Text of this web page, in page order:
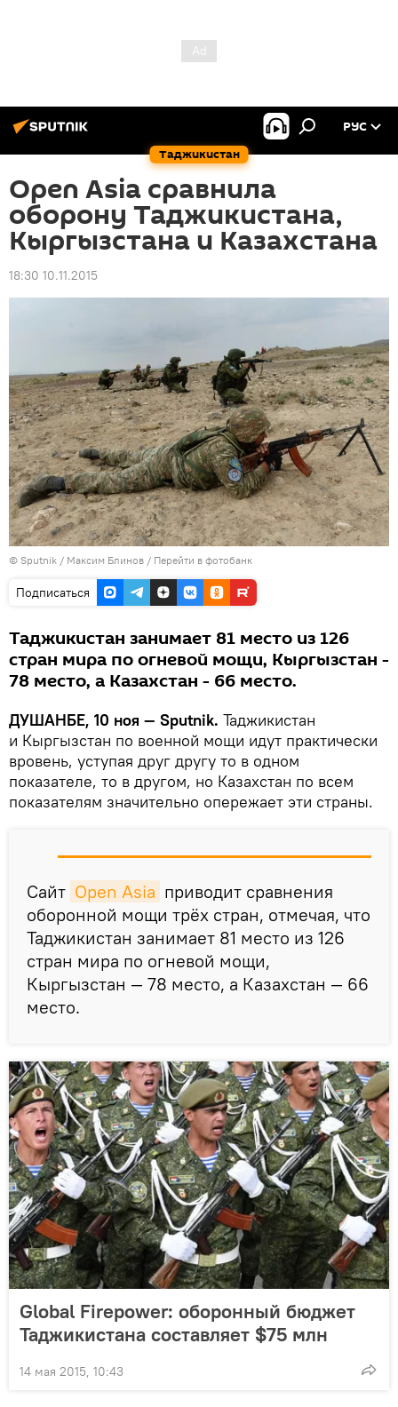
Таджикистан
РУС
Open Asia сравнила
оборону Таджикистана,
Кыргызстана и Казахстана
18:30 10.11.2015
© Sputnik / Максим Блинов / Перейти в фотобанк
Подписаться
Таджикистан занимает 81 место из 126
стран мира по огневой мощи, Кыргызстан -
78 место, а Казахстан - 66 место.
ДУШАНБЕ, 10 ноя — Sputnik. Таджикистан
и Кыргызстан по военной мощи идут практически
вровень, уступая друг другу то в одном
показателе, то в другом, но Казахстан по всем
показателям значительно опережает эти страны.
Сайт Open Asia приводит сравнения
оборонной мощи трёх стран, отмечая, что
Таджикистан занимает 81 место из 126
стран мира по огневой мощи,
Кыргызстан — 78 место, а Казахстан — 66
место.
Global Firepower: оборонный бюджет
Таджикистана составляет $75 млн
14 мая 2015, 10:43